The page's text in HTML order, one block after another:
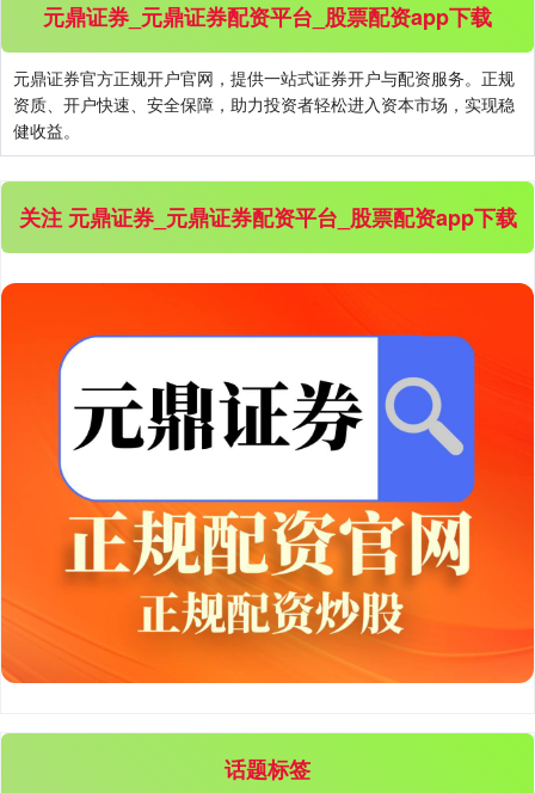
深证成指 14110.12 -34.08 -0.24%
沪深300 4651.31 -6.85 -0.15%
北证50 +3.42 +0.30%
元鼎证券_元鼎证券配资平台_股票配资app下载
元鼎证券官方正规开户官网，提供一站式证券开户与配资服务。正规
资质、开户快速、安全保障，助力投资者轻松进入资本市场，实现稳
健收益。
关注 元鼎证券_元鼎证券配资平台_股票配资app下载
话题标签